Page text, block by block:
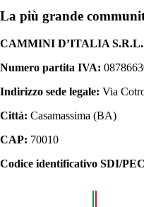
La più grande
CAMMINI D’ITALIA
Numero partita IVA:
Indirizzo sede legale: Via
Città: Casamassima (BA)
CAP: 70010
Codice identificativo SDI/